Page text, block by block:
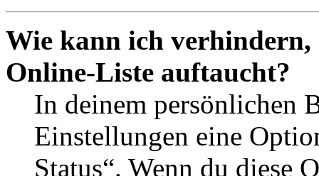
Wie kann ich verhindern,
Online-Liste auftaucht?
In deinem persönlichen
Einstellungen eine
Status“. Wenn du diese